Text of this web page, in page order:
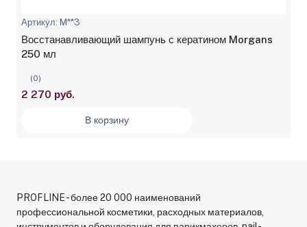
Артикул: M**3
Восстанавливающий шампунь с кератином Morgans
250 мл
(0)
2 270 руб.
В корзину
PROFLINE - более 20 000 наименований
профессиональной косметики, расходных материалов,